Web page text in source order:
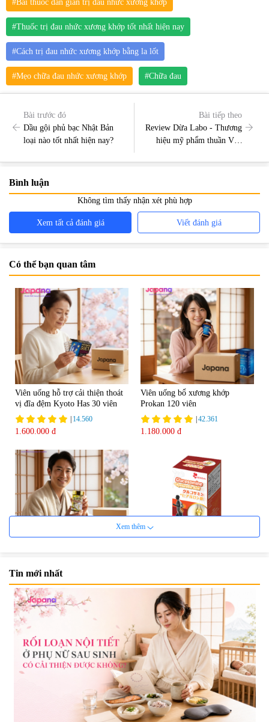
#Bài thuốc dân gian trị đau nhức xương khớp
#Thuốc trị đau nhức xương khớp tốt nhất hiện nay
#Cách trị đau nhức xương khớp bằng la lốt
#Mẹo chữa đau nhức xương khớp #Chữa đau
Bài trước đó
Dầu gội phủ bạc Nhật Bản
loại nào tốt nhất hiện nay?
Bài tiếp theo
Review Dừa Labo - Thương
hiệu mỹ phẩm thuần Việt
Bình luận
Không tìm thấy nhận xét phù hợp
Xem tất cả đánh giá Viết đánh giá
Có thể bạn quan tâm
Viên uống hỗ trợ cải thiện thoát
vị đĩa đệm Kyoto Has 30 viên
14.560
1.600.000 đ
Viên uống bổ xương khớp
Prokan 120 viên
42.361
1.180.000 đ
1.500.000 đ 690.000 đ
Viên uống hỗ trợ xương khớp
Viên uống hỗ trợ xương khớp
Xem thêm
Tin mới nhất